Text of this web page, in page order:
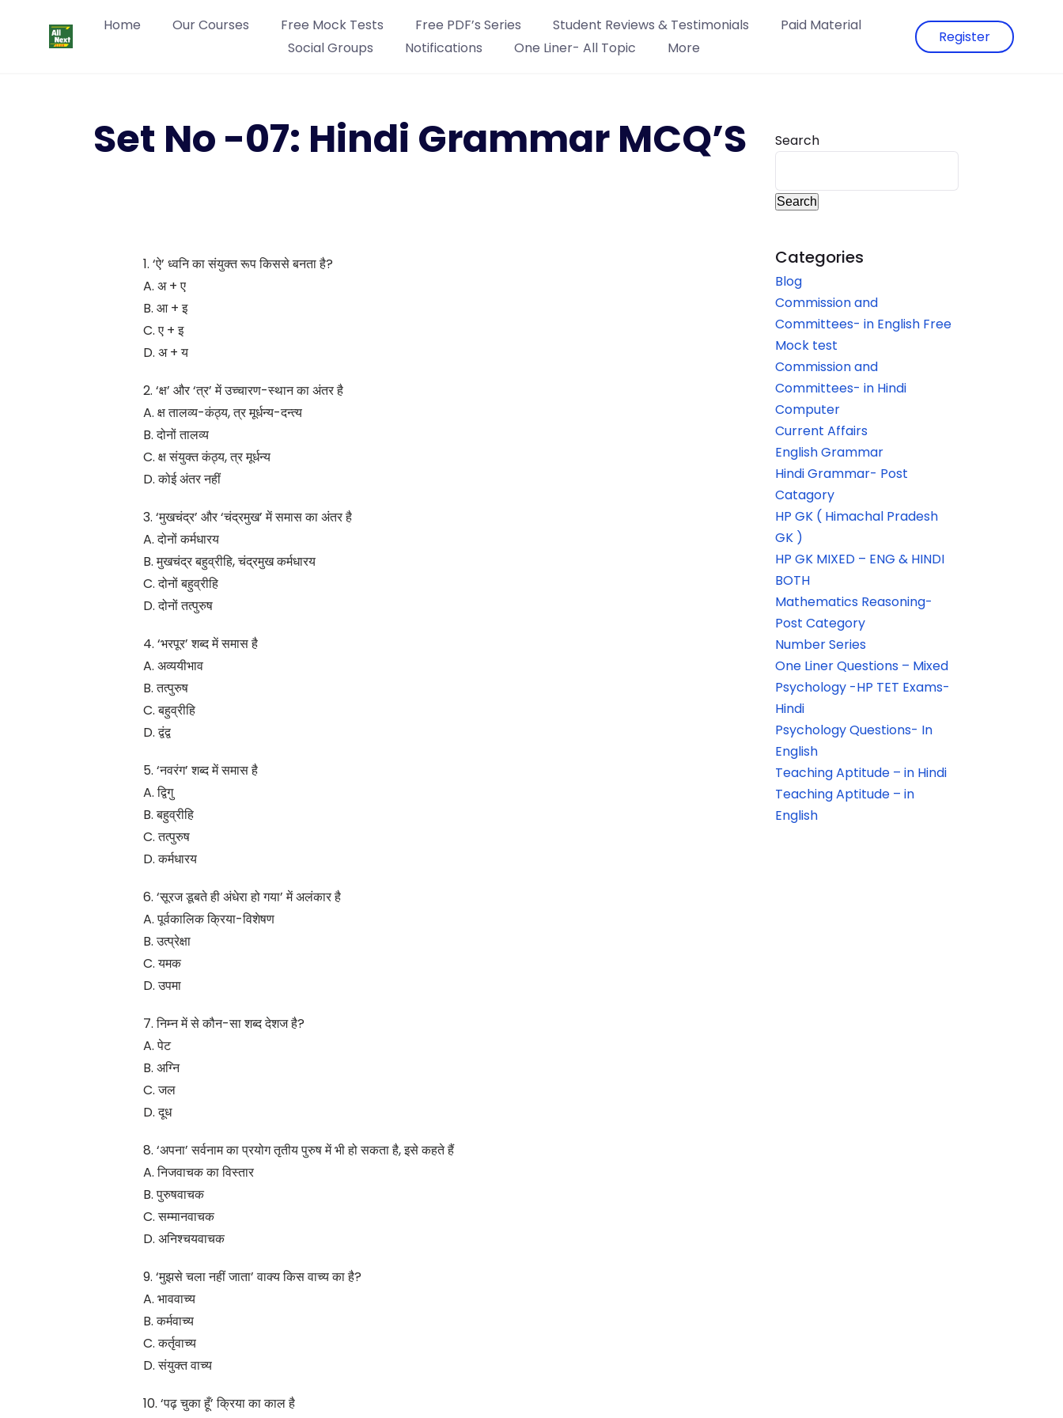
Home Our Courses Free Mock Tests Free PDF’s Series Student Reviews & Testimonials
Paid Material
Social Groups
Notifications One Liner- All Topic More
Register
Set No -07: Hindi Grammar MCQ’S
1. ‘ऐ’ ध्वनि का संयुक्त रूप किससे बनता है?
A. अ + ए
B. आ + इ
C. ए + इ
D. अ + य
2. ‘क्ष’ और ‘त्र’ में उच्चारण-स्थान का अंतर है
A. क्ष तालव्य-कंठ्य, त्र मूर्धन्य-दन्त्य
B. दोनों तालव्य
C. क्ष संयुक्त कंठ्य, त्र मूर्धन्य
D. कोई अंतर नहीं
3. ‘मुखचंद्र’ और ‘चंद्रमुख’ में समास का अंतर है
A. दोनों कर्मधारय
B. मुखचंद्र बहुव्रीहि, चंद्रमुख कर्मधारय
C. दोनों बहुव्रीहि
D. दोनों तत्पुरुष
4. ‘भरपूर’ शब्द में समास है
A. अव्ययीभाव
B. तत्पुरुष
C. बहुव्रीहि
D. द्वंद्व
5. ‘नवरंग’ शब्द में समास है
A. द्विगु
B. बहुव्रीहि
C. तत्पुरुष
D. कर्मधारय
6. ‘सूरज डूबते ही अंधेरा हो गया’ में अलंकार है
A. पूर्वकालिक क्रिया-विशेषण
B. उत्प्रेक्षा
C. यमक
D. उपमा
7. निम्न में से कौन-सा शब्द देशज है?
A. पेट
B. अग्नि
C. जल
D. दूध
8. ‘अपना’ सर्वनाम का प्रयोग तृतीय पुरुष में भी हो सकता है, इसे कहते हैं
A. निजवाचक का विस्तार
B. पुरुषवाचक
C. सम्मानवाचक
D. अनिश्चयवाचक
9. ‘मुझसे चला नहीं जाता’ वाक्य किस वाच्य का है?
A. भाववाच्य
B. कर्मवाच्य
C. कर्तृवाच्य
D. संयुक्त वाच्य
10. ‘पढ़ चुका हूँ’ क्रिया का काल है
Search
Search
Categories
Blog
Commission and
Committees- in English Free
Mock test
Commission and
Committees- in Hindi
Computer
Current Affairs
English Grammar
Hindi Grammar- Post
Catagory
HP GK ( Himachal Pradesh
GK )
HP GK MIXED – ENG & HINDI
BOTH
Mathematics Reasoning-
Post Category
Number Series
One Liner Questions – Mixed
Psychology -HP TET Exams-
Hindi
Psychology Questions- In
English
Teaching Aptitude – in Hindi
Teaching Aptitude – in
English